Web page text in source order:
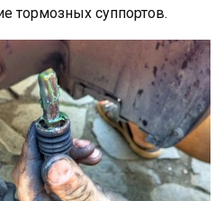
тормозных суппортов.